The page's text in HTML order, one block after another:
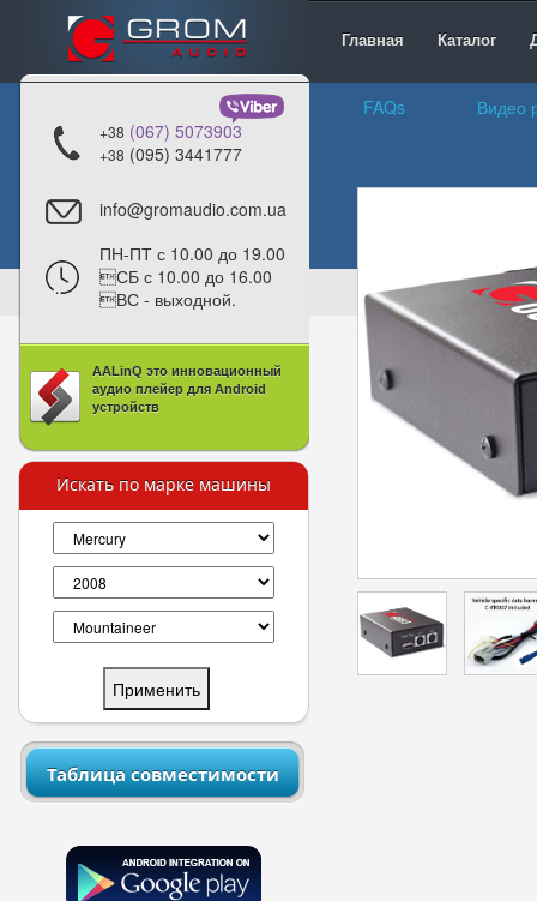
Главная Каталог
+38 (067) 5073903
+38 (095) 3441777
info@gromaudio.com.ua
ПН-ПТ с 10.00 до 19.00
СБ с 10.00 до 16.00
ВС - выходной.
AALinQ это инновационный
аудио плейер для Android
устройств
Искать по марке машины
Таблица совместимости
FAQs Видео